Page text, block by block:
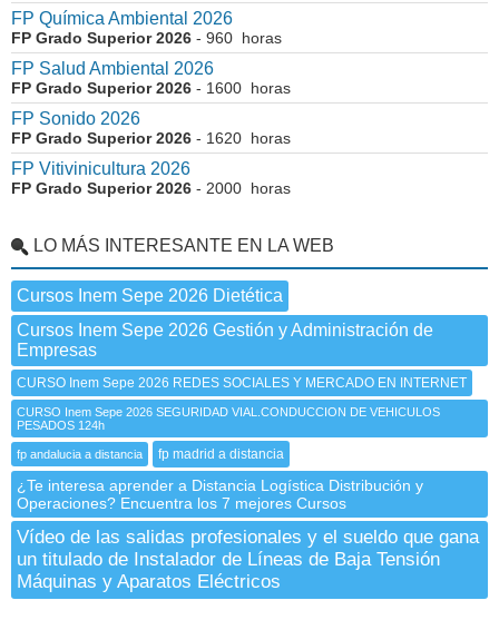
FP Química Ambiental 2026
FP Grado Superior 2026 - 960 horas
FP Salud Ambiental 2026
FP Grado Superior 2026 - 1600 horas
FP Sonido 2026
FP Grado Superior 2026 - 1620 horas
FP Vitivinicultura 2026
FP Grado Superior 2026 - 2000 horas
LO MÁS INTERESANTE EN LA WEB
Cursos Inem Sepe 2026 Dietética
Cursos Inem Sepe 2026 Gestión y Administración de
Empresas
CURSO Inem Sepe 2026 REDES SOCIALES Y MERCADO EN INTERNET
CURSO Inem Sepe 2026 SEGURIDAD VIAL.CONDUCCION DE VEHICULOS
PESADOS 124h
fp andalucia a distancia fp madrid a distancia
¿Te interesa aprender a Distancia Logística Distribución y
Operaciones? Encuentra los 7 mejores Cursos
Vídeo de las salidas profesionales y el sueldo que gana
un titulado de Instalador de Líneas de Baja Tensión
Máquinas y Aparatos Eléctricos